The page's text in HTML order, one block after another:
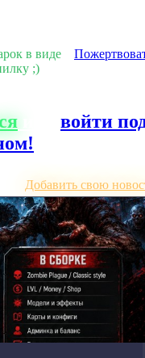
в виде
;)
сайта,
войти
Добавить свою